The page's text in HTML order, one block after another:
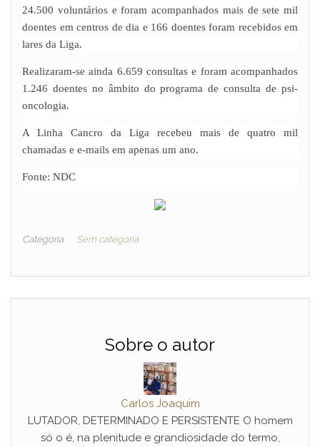
24.500 voluntários e foram acompanhados mais de sete mil
doentes em centros de dia e 166 doentes foram recebidos em
lares da Liga.
Realizaram-se ainda 6.659 consultas e foram acompanhados
1.246 doentes no âmbito do programa de consulta de psi-
oncologia.
A Linha Cancro da Liga recebeu mais de quatro mil
chamadas e e-mails em apenas um ano.
Fonte: NDC
Categoria Sem categoria
Sobre o autor
Carlos Joaquim
LUTADOR, DETERMINADO E PERSISTENTE O homem
só o é, na plenitude e grandiosidade do termo,